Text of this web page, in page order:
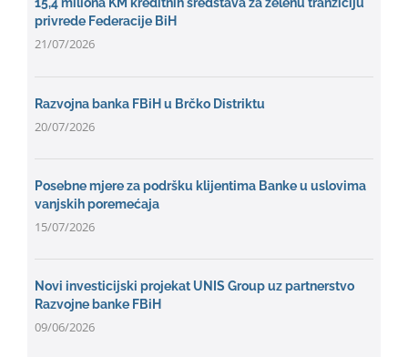
15,4 miliona KM kreditnih sredstava za zelenu tranziciju
privrede Federacije BiH
21/07/2026
Razvojna banka FBiH u Brčko Distriktu
20/07/2026
Posebne mjere za podršku klijentima Banke u uslovima
vanjskih poremećaja
15/07/2026
Novi investicijski projekat UNIS Group uz partnerstvo
Razvojne banke FBiH
09/06/2026